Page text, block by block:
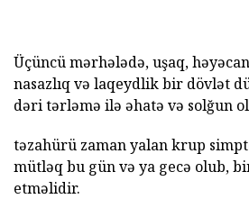
Üçüncü mərhələdə, uşaq,
nasazlıq və laqeydlik bir dövlət
dəri tərləmə ilə əhatə və solğun
təzahürü zaman yalan krup
mütləq bu gün və ya gecə olub,
etməlidir.